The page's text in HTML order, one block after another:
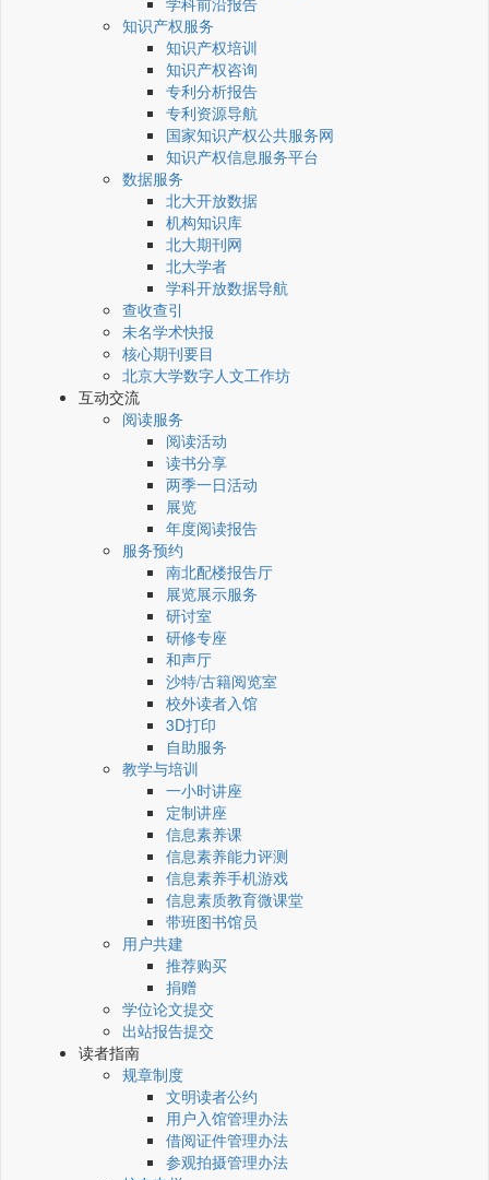
知识产权服务
知识产权培训
知识产权咨询
专利分析报告
专利资源导航
国家知识产权公共服务网
知识产权信息服务平台
数据服务
北大开放数据
机构知识库
北大期刊网
北大学者
学科开放数据导航
查收查引
未名学术快报
核心期刊要目
北京大学数字人文工作坊
互动交流
阅读服务
阅读活动
读书分享
两季一日活动
展览
年度阅读报告
服务预约
南北配楼报告厅
展览展示服务
研讨室
研修专座
和声厅
沙特/古籍阅览室
校外读者入馆
3D打印
自助服务
教学与培训
一小时讲座
定制讲座
信息素养课
信息素养能力评测
信息素养手机游戏
信息素质教育微课堂
带班图书馆员
用户共建
推荐购买
捐赠
学位论文提交
出站报告提交
读者指南
规章制度
文明读者公约
用户入馆管理办法
借阅证件管理办法
参观拍摄管理办法